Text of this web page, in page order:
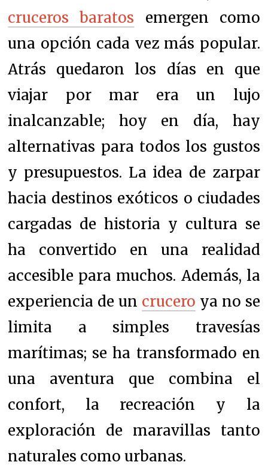
cruceros baratos emergen como
una opción cada vez más popular.
Atrás quedaron los días en que
viajar por mar era un lujo
inalcanzable; hoy en día, hay
alternativas para todos los gustos
y presupuestos. La idea de zarpar
hacia destinos exóticos o ciudades
cargadas de historia y cultura se
ha convertido en una realidad
accesible para muchos. Además, la
experiencia de un crucero ya no se
limita a simples travesías
marítimas; se ha transformado en
una aventura que combina el
confort, la recreación y la
exploración de maravillas tanto
naturales como urbanas.